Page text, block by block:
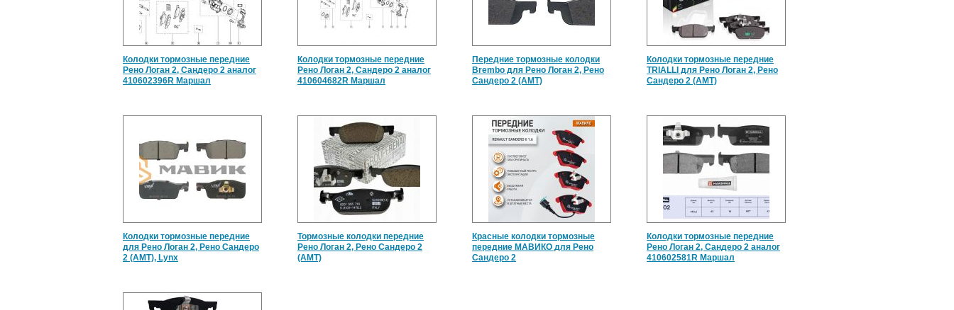
Колодки тормозные передние
Рено Логан 2, Сандеро 2 аналог
410602396R Маршал
Колодки тормозные передние
Рено Логан 2, Сандеро 2 аналог
410604682R Маршал
Передние тормозные колодки
Brembo для Рено Логан 2, Рено
Сандеро 2 (АМТ)
Колодки тормозные передние
TRIALLI для Рено Логан 2, Рено
Сандеро 2 (АМТ)
Колодки тормозные передние
для Рено Логан 2, Рено Сандеро
2 (АМТ), Lynx
Тормозные колодки передние
Рено Логан 2, Рено Сандеро 2
(АМТ)
Красные колодки тормозные
передние МАВИКО для Рено
Сандеро 2
Колодки тормозные передние
Рено Логан 2, Сандеро 2 аналог
410602581R Маршал